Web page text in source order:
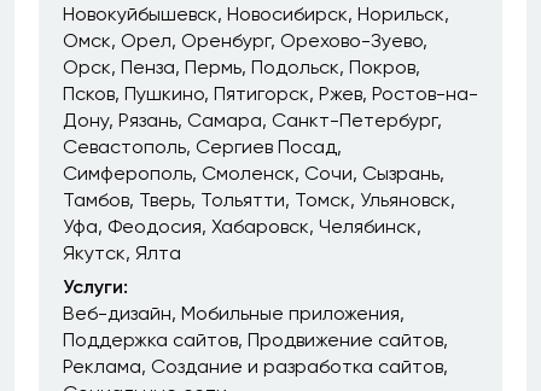
Новокуйбышевск Новосибирск Норильск
Омск Орел Оренбург Орехово-Зуево
Орск Пенза Пермь Подольск Покров
Псков Пушкино Пятигорск Ржев Ростов-на-
Дону Рязань Самара Санкт-Петербург
Севастополь Сергиев Посад
Симферополь Смоленск Сочи Сызрань
Тамбов Тверь Тольятти Томск Ульяновск
Уфа Феодосия Хабаровск Челябинск
Якутск Ялта
Услуги:
Веб-дизайн Мобильные приложения
Поддержка сайтов Продвижение сайтов
Реклама Создание и разработка сайтов